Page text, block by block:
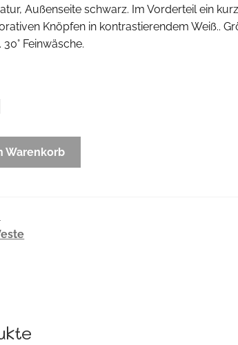
Außenseite schwarz. Im Vorderteil ein
Knöpfen in kontrastierendem Weiß..
Feinwäsche.
Warenkorb